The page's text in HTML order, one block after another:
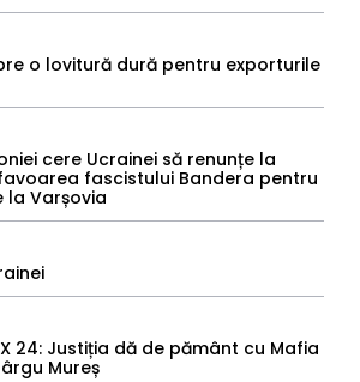
o lovitură dură pentru exporturile
cere Ucrainei să renunțe la
fascistului Bandera pentru
la Varșovia
24: Justiția dă de pământ cu Mafia
Mureș